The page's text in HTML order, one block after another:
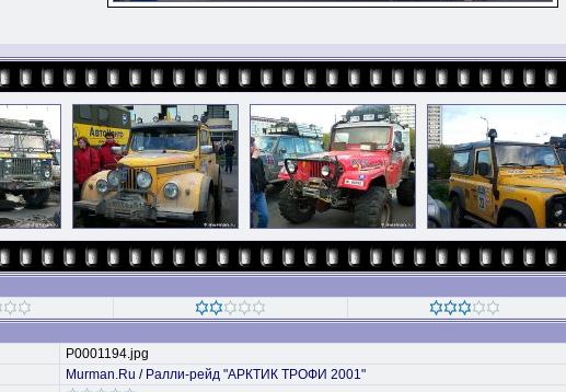
P0001194.jpg
Murman.Ru / Ралли-рейд "АРКТИК ТРОФИ 2001"